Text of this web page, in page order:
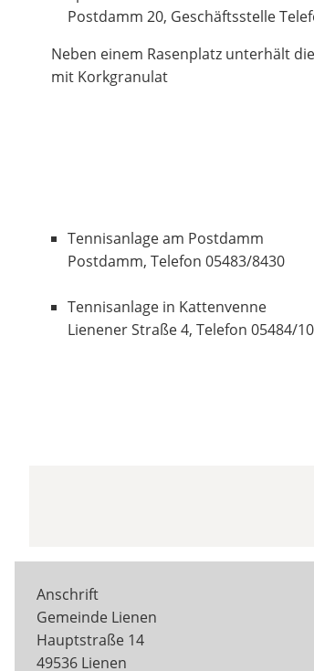
Postdamm 20, Geschäftsstelle
Neben einem Rasenplatz unterhält
mit Korkgranulat
Tennisanlage am Postdamm
Postdamm, Telefon 05483/8430
Tennisanlage in Kattenvenne
Lienener Straße 4, Telefon 05484/
Anschrift
Gemeinde Lienen
Hauptstraße 14
49536 Lienen